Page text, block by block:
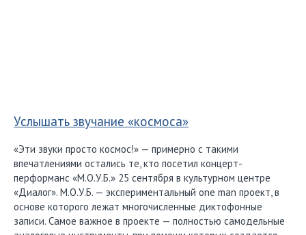
Услышать звучание «космоса»
«Эти звуки просто космос!» — примерно с такими
впечатлениями остались те, кто посетил концерт-
перформанс «М.О.У.Б.» 25 сентября в культурном центре
«Диалог». М.О.У.Б. — экспериментальный one man проект, в
основе которого лежат многочисленные диктофонные
записи. Самое важное в проекте — полностью самодельные